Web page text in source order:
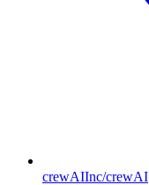
crewAIInc/crewAI